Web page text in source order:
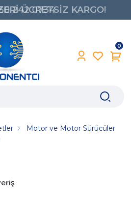
242 0734
0
Motor ve Motor Sürücüler